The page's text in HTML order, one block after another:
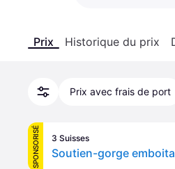
Prix Historique du prix
Prix avec frais de port
SPONSORISÉ 3 Suisses
Soutien-gorge